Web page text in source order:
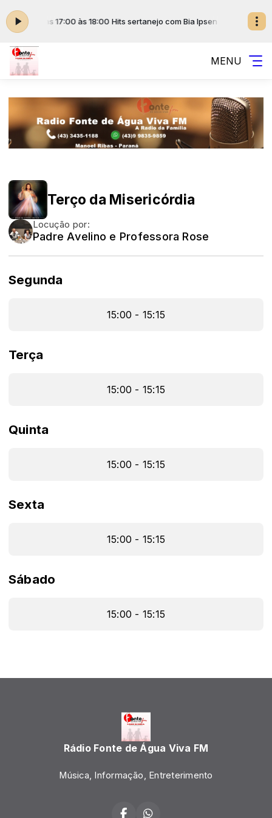
Ipsen das 17:00 às 18:00 Hits sertanejo com Bia Ipsen das 17:00 às
MENU
Terço da Misericórdia
Locução por:
Padre Avelino e Professora Rose
Segunda
15:00 - 15:15
Terça
15:00 - 15:15
Quinta
15:00 - 15:15
Sexta
15:00 - 15:15
Sábado
15:00 - 15:15
Rádio Fonte de Água Viva FM
Música, Informação, Entreterimento